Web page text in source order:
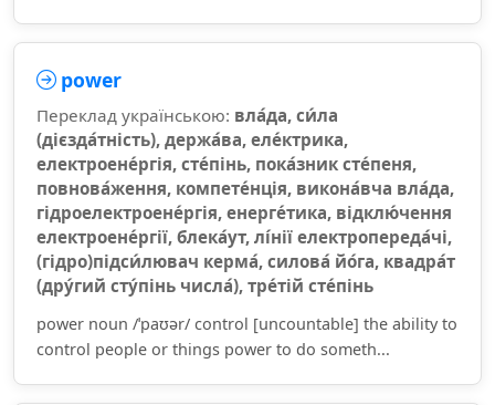
power
Переклад українською: вла́да, си́ла
(дієзда́тність), держа́ва, еле́ктрика,
електроене́ргія, сте́пінь, пока́зник сте́пеня,
повнова́ження, компете́нція, викона́вча вла́да,
гідроелектроене́ргія, енерге́тика, відклю́чення
електроене́ргії, блека́ут, лі́нії електропереда́чі,
(гідро)підси́лювач керма́, силова́ йо́га, квадра́т
(дру́гий сту́пінь числа́), тре́тій сте́пінь
power noun /ˈpaʊər/ control [uncountable] the ability to
control people or things power to do someth...